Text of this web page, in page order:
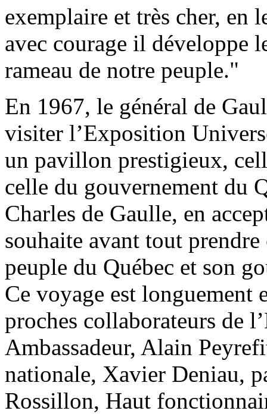
exemplaire et très cher, en
avec courage il développe
rameau de notre peuple."
En 1967, le général de
visiter l’Exposition
un pavillon prestigieux,
celle du gouvernement du
Charles de Gaulle, en
souhaite avant tout
peuple du Québec et son
Ce voyage est longuement
proches collaborateurs de
Ambassadeur, Alain
nationale, Xavier Deniau,
Rossillon, Haut